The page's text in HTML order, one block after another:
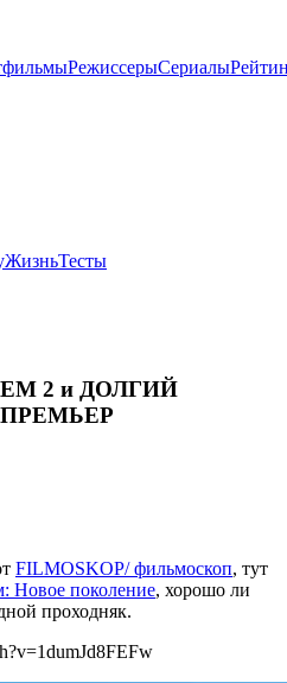
РежиссерыСериалы
ЖизньТесты
2 и ДОЛГИЙ
FILMOSKOP/ фильмоскоп, тут
Новое поколение, хорошо ли
проходняк.